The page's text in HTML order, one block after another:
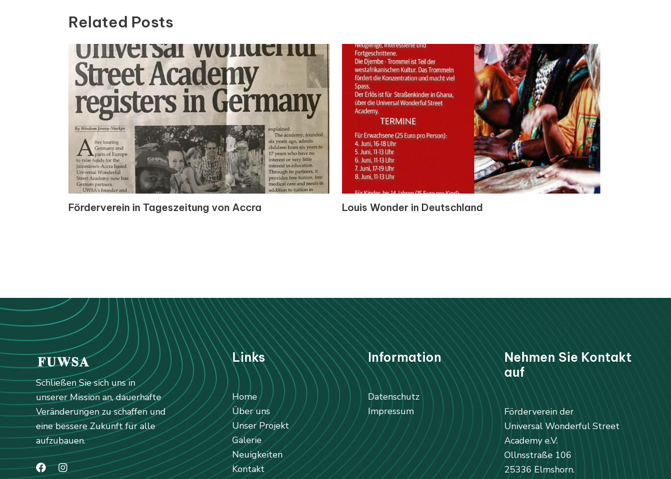
Related Posts
Förderverein in Tageszeitung von Accra Louis Wonder in Deutschland
Schließen Sie sich uns in
unserer Mission an, dauerhafte
Veränderungen zu schaffen und
eine bessere Zukunft für alle
aufzubauen.
Links
Home
Über uns
Unser Projekt
Galerie
Neuigkeiten
Kontakt
Information
Datenschutz
Impressum
Nehmen Sie Kontakt
auf
Förderverein der
Universal Wonderful Street
Academy e.V.
Ollnsstraße 106
25336 Elmshorn.